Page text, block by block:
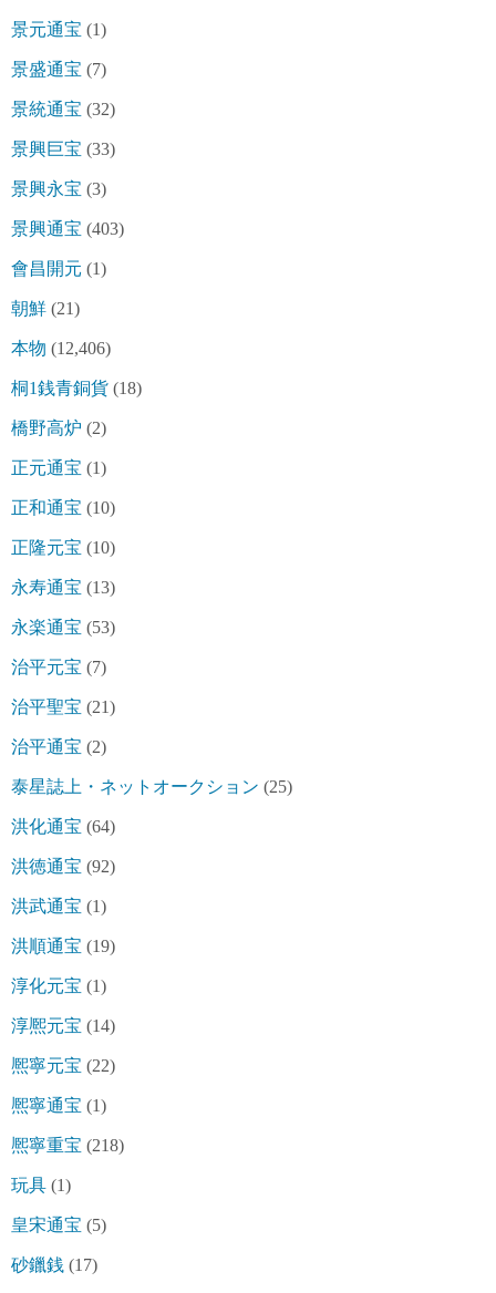
景元通宝 (1)
景盛通宝 (7)
景統通宝 (32)
景興巨宝 (33)
景興永宝 (3)
景興通宝 (403)
會昌開元 (1)
朝鮮 (21)
本物 (12,406)
桐1銭青銅貨 (18)
橋野高炉 (2)
正元通宝 (1)
正和通宝 (10)
正隆元宝 (10)
永寿通宝 (13)
永楽通宝 (53)
治平元宝 (7)
治平聖宝 (21)
治平通宝 (2)
泰星誌上・ネットオークション (25)
洪化通宝 (64)
洪徳通宝 (92)
洪武通宝 (1)
洪順通宝 (19)
淳化元宝 (1)
淳熈元宝 (14)
熈寧元宝 (22)
熈寧通宝 (1)
熈寧重宝 (218)
玩具 (1)
皇宋通宝 (5)
砂鑞銭 (17)